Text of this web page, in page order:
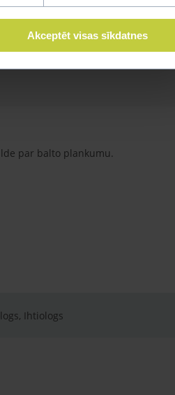
Akceptēt visas sīkdatnes
par balto plankumu.
Ihtiologs